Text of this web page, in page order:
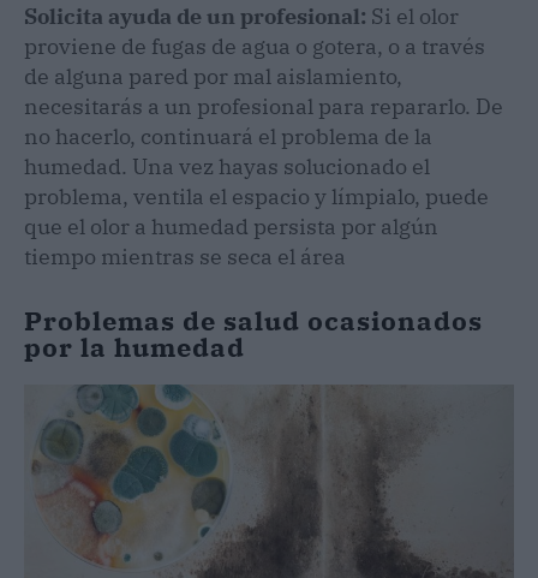
Solicita ayuda de un profesional: Si el olor
proviene de fugas de agua o gotera, o a través
de alguna pared por mal aislamiento,
necesitarás a un profesional para repararlo. De
no hacerlo, continuará el problema de la
humedad. Una vez hayas solucionado el
problema, ventila el espacio y límpialo, puede
que el olor a humedad persista por algún
tiempo mientras se seca el área
Problemas de salud ocasionados
por la humedad